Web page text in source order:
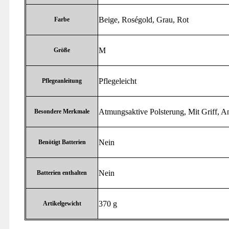
Farbe ‎Beige, Roségold, Grau, Rot
Größe ‎M
Pflegeanleitung ‎Pflegeleicht
Besondere Merkmale ‎Atmungsaktive Polsterung, Mit Griff,
Benötigt Batterien ‎Nein
Batterien enthalten ‎Nein
Artikelgewicht ‎370 g